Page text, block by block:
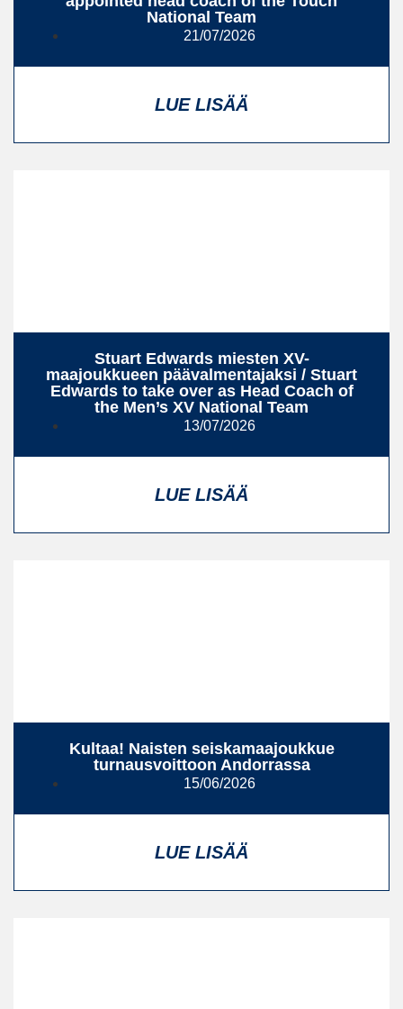
National Team
21/07/2026
LUE LISÄÄ
Stuart Edwards miesten XV-
maajoukkueen päävalmentajaksi / Stuart
Edwards to take over as Head Coach of
the Men’s XV National Team
13/07/2026
LUE LISÄÄ
Kultaa! Naisten seiskamaajoukkue
turnausvoittoon Andorrassa
15/06/2026
LUE LISÄÄ